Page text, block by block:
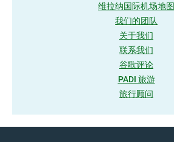
维拉纳国际机场地图
我们的团队
关于我们
联系我们
谷歌评论
PADI 旅游
旅行顾问